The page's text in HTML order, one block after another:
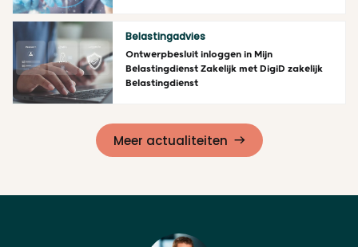
Lees meer
Belastingadvies
Ontwerpbesluit inloggen in Mijn
Belastingdienst Zakelijk met DigiD zakelijk
Belastingdienst
Meer actualiteiten